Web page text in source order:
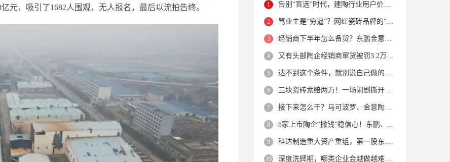
元，吸引了1682人围观，无人报名，最后以流拍告终。
告别“盲选”时代，建陶行业用户价值正在被改写！
骂业主是“穷逼”？网红瓷砖品牌的“真实面目”被揭开了！
经销商下半年怎么备货？东鹏金意陶马可波罗等10大品牌集体亮剑
又有头部陶企经销商窜货被罚3.2万！品牌区域保护岌岌可危？
达不到这个条件，就别说自己做的是质感砖！
三块瓷砖索赔两万！一场闹剧撕开了装修“碰瓷”的遮羞布
接下来怎么干？马可波罗、金意陶、蒙娜丽莎、箭牌、欧神诺、宏宇…
8家上市陶企“撒钱”稳信心！东鹏、蒙娜丽莎等启动回购增持
科达制造重大资产重组，第一股东易主！
深度洗牌期，哪类企业会越做越难？哪类企业能逆势突围？